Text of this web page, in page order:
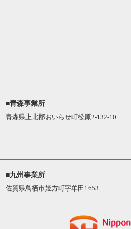
■青森事業所
青森県上北郡おいらせ町松原2-132-10
■九州事業所
佐賀県鳥栖市姫方町字牟田1653